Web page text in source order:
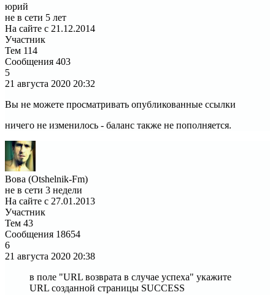
юрий
не в сети 5 лет
На сайте с 21.12.2014
Участник
Тем 114
Сообщения 403
5
21 августа 2020 20:32
Вы не можете просматривать опубликованные ссылки
ничего не изменилось - баланс также не пополняется.
Вова (Otshelnik-Fm)
не в сети 3 недели
На сайте с 27.01.2013
Участник
Тем 43
Сообщения 18654
6
21 августа 2020 20:38
в поле "URL возврата в случае успеха" укажите
URL созданной страницы SUCCESS